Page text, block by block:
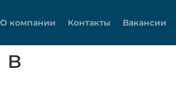
О компании Контакты Вакансии
в